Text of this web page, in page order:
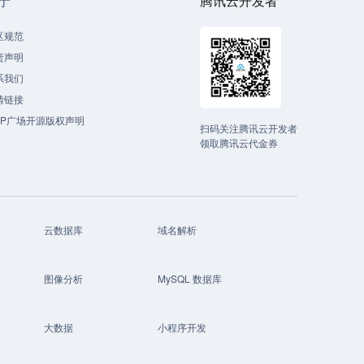
规范
声明
我们
链接
广场开源版权声明
扫码关注腾讯云开发者
领取腾讯云代金券
云数据库 域名解析
图像分析 MySQL 数据库
大数据 小程序开发